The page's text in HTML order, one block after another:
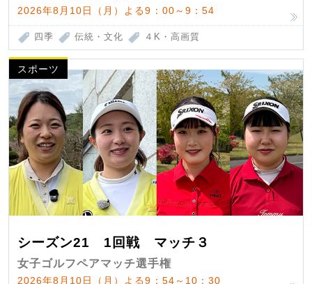
2026年8月10日（月）よる9：00～9：54
四季 伝統・文化 ４K・高画質
スポーツ
シーズン21 1回戦 マッチ３
女子ゴルフペアマッチ選手権
2026年8月10日（月）よる9：54～10：30